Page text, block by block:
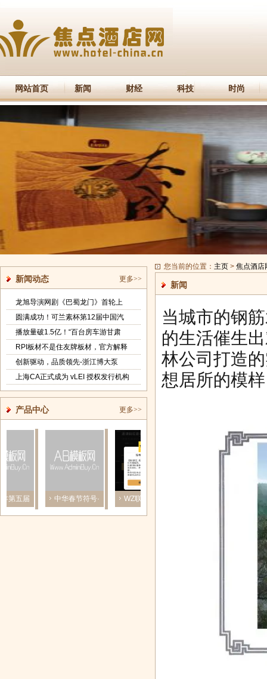
网站首页 新闻 财经 科技 时尚
更多>>
新闻动态
龙旭导演网剧《巴蜀龙门》首轮上
圆满成功！可兰素杯第12届中国汽
播放量破1.5亿！“百台房车游甘肃
RPI板材不是住友牌板材，官方解释
创新驱动，品质领先-浙江博大泵
上海CA正式成为 vLEI 授权发行机构
更多>>
产品中心
五届
筑
中华春节符号·
世界品牌—
WZ联盟:芝麻鲸
选是什么，
自
自
您当前的位置： 主页 > 焦点酒店
新闻
当城市的钢
的生活催生
林公司打造
想居所的模